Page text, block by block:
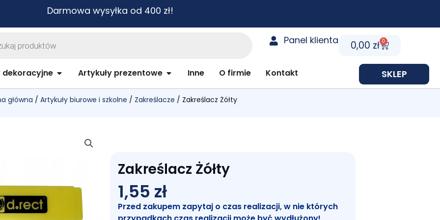
Darmowa wysyłka od 400 zł!
Panel klienta 0,00 zł 0
Cart
i szkolne
dekoracyjne Open Artykuły dekoracyjne
Artykuły prezentowe Open Artykuły prezentowe
Inne O firmie Kontakt SKLEP
główna / Artykuły biurowe i szkolne / Zakreślacze / Zakreślacz Żółty
Zakreślacz Żółty
1,55 zł
Przed zakupem zapytaj o czas realizacji, w nie których